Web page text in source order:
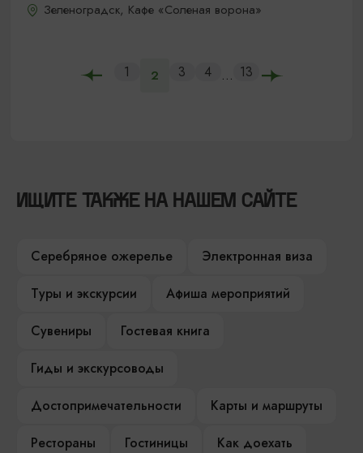
Зеленоградск, Кафе «Соленая ворона»
1 2 3 4 ... 13
ИЩИТЕ ТАКЖЕ НА НАШЕМ САЙТЕ
Серебряное ожерелье
Электронная виза
Туры и экскурсии
Афиша мероприятий
Сувениры
Гостевая книга
Гиды и экскурсоводы
Достопримечательности
Карты и маршруты
Рестораны
Гостиницы
Как доехать